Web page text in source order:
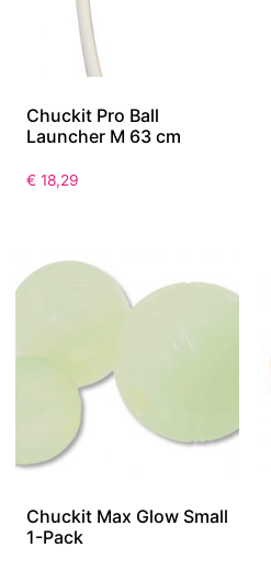
Chuckit Pro Ball
Launcher M 63 cm
€ 18,29
Chuckit Max Glow Small
1-Pack